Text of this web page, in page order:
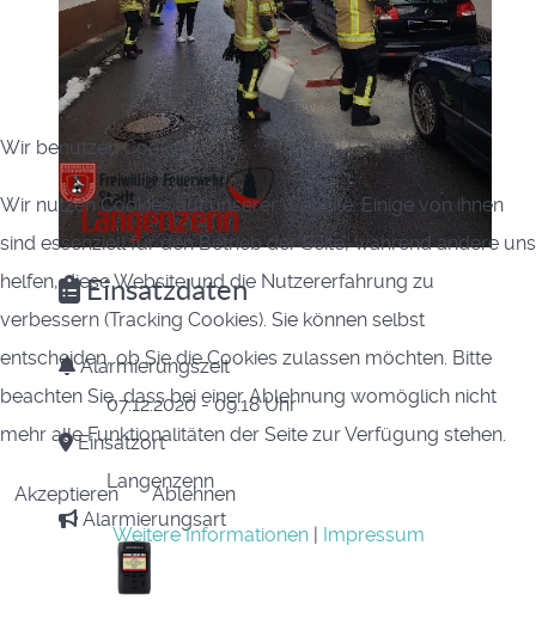
Einsatzdaten
Alarmierungszeit
07.12.2020 - 09:18 Uhr
Einsatzort
Langenzenn
Alarmierungsart
Wir benutzen Cookies
Wir nutzen Cookies auf unserer Website. Einige von ihnen
sind essenziell für den Betrieb der Seite, während andere uns
helfen, diese Website und die Nutzererfahrung zu
verbessern (Tracking Cookies). Sie können selbst
entscheiden, ob Sie die Cookies zulassen möchten. Bitte
beachten Sie, dass bei einer Ablehnung womöglich nicht
mehr alle Funktionalitäten der Seite zur Verfügung stehen.
Akzeptieren
Ablehnen
Weitere Informationen| Impressum